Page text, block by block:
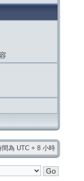
間為 UTC + 8 小時